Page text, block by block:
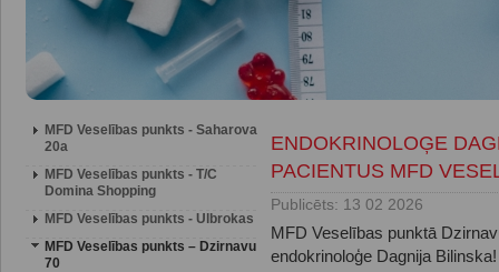
MFD Veselības punkts - Saharova
20a
MFD Veselības punkts - T/C
Domina Shopping
MFD Veselības punkts - Ulbrokas
MFD Veselības punkts – Dzirnavu
70
ENDOKRINOLOĢE
PACIENTUS MFD
Publicēts: 13 02 2026
MFD Veselības punktā
endokrinoloģe Dagnija Bilinska!